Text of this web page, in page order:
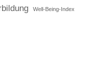
Well-Being-Index